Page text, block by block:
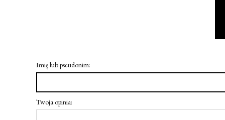
Imię lub pseudonim:
Twoja opinia: